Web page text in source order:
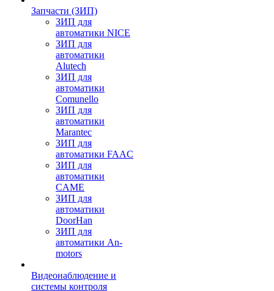
Запчасти (ЗИП)
ЗИП для
автоматики NICE
ЗИП для
автоматики
Alutech
ЗИП для
автоматики
Comunello
ЗИП для
автоматики
Marantec
ЗИП для
автоматики FAAC
ЗИП для
автоматики
CAME
ЗИП для
автоматики
DoorHan
ЗИП для
автоматики An-
motors
Видеонаблюдение и
системы контроля